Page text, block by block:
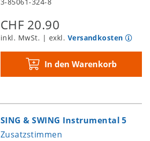
3-85061-324-8
CHF 20.90
inkl. MwSt. | exkl. Versandkosten
In den Warenkorb
SING & SWING Instrumental 5
Zusatzstimmen